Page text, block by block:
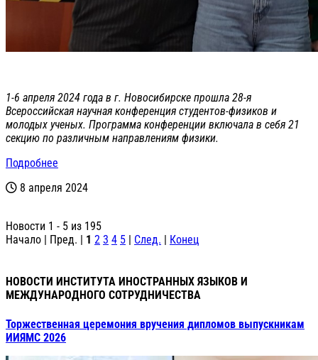
1-6 апреля 2024 года в г. Новосибирске прошла 28-я
Всероссийская научная конференция студентов-физиков и
молодых ученых. Программа конференции включала в себя 21
секцию по различным направлениям физики.
Подробнее
8 апреля 2024
Новости 1 - 5 из 195
Начало | Пред. | 1 2 3 4 5 | След. | Конец
НОВОСТИ ИНСТИТУТА ИНОСТРАННЫХ ЯЗЫКОВ И
МЕЖДУНАРОДНОГО СОТРУДНИЧЕСТВА
Торжественная церемония вручения дипломов выпускникам
ИИЯМС 2026